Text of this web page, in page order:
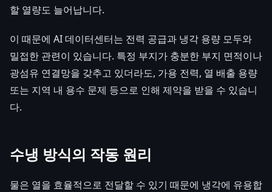
할 열량도 늘어납니다.
이 때문에 AI 데이터센터는 전력 공급과 냉각 용량 모두와
밀접한 관련이 있습니다. 특정 부지가 충분한 부지 면적이나
광섬유 연결망을 갖추고 있더라도, 가용 전력, 열 배출 용량
또는 지역 내 용수 문제 등으로 인해 제약을 받을 수 있습니
다.
수냉 방식의 작동 원리
물은 열을 효율적으로 전달할 수 있기 때문에 냉각에 유용합